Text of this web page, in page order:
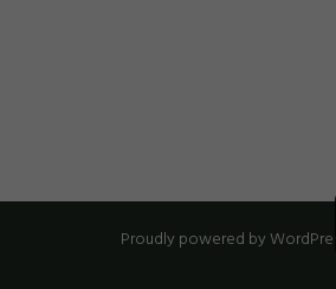
Proudly powered by WordPress